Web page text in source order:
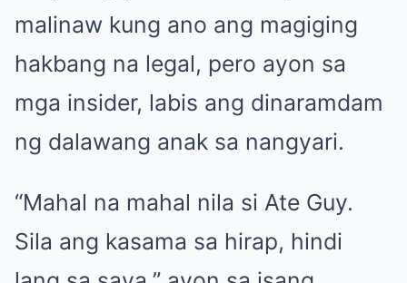
malinaw kung ano ang magiging
hakbang na legal, pero ayon sa
mga insider, labis ang dinaramdam
ng dalawang anak sa nangyari.
“Mahal na mahal nila si Ate Guy.
Sila ang kasama sa hirap, hindi